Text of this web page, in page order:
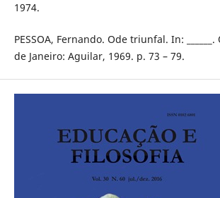
1974.
PESSOA, Fernando. Ode triunfal. In:
de Janeiro: Aguilar, 1969. p. 73 – 79.